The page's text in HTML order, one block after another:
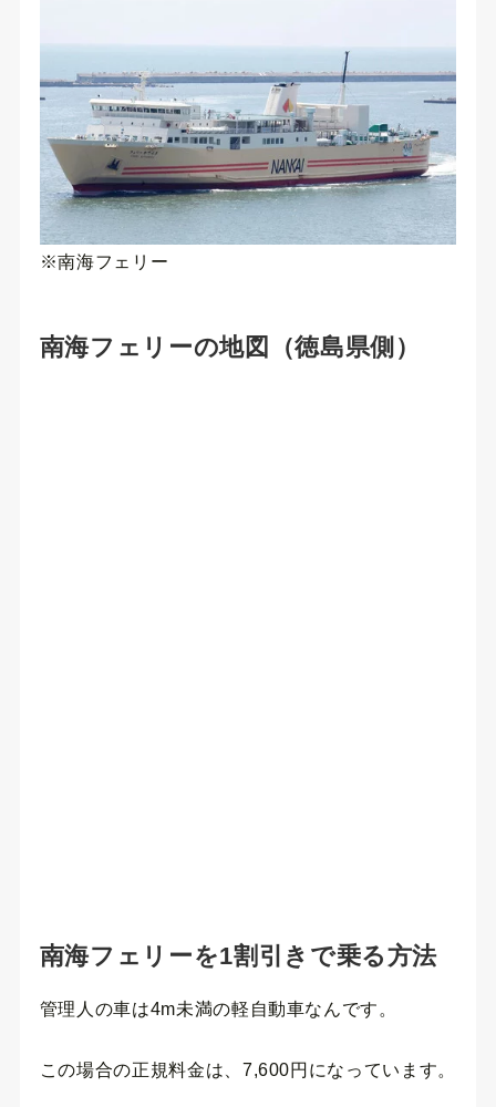
※南海フェリー
南海フェリーの地図（徳島県側）
南海フェリーを1割引きで乗る方法
管理人の車は4m未満の軽自動車なんです。
この場合の正規料金は、7,600円になっています。